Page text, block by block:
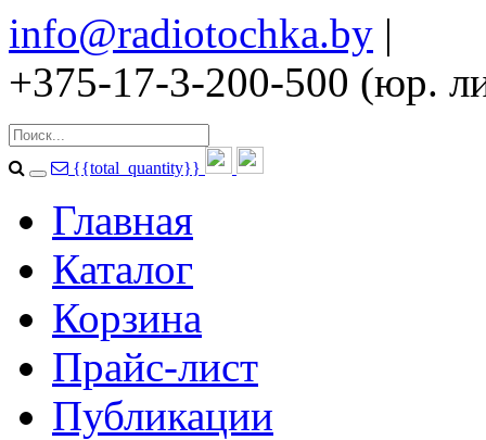
info@radiotochka.by |
+375-17-3-200-500 (юр.
{{total_quantity}}
Главная
Каталог
Корзина
Прайс-лист
Публикации